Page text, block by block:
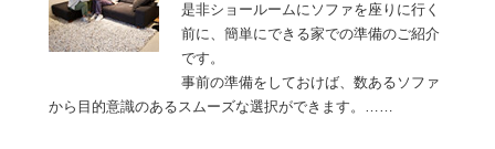
是非ショールームにソファを座りに行く
前に、簡単にできる家での準備のご紹介
です。
事前の準備をしておけば、数あるソファ
から目的意識のあるスムーズな選択ができます。……